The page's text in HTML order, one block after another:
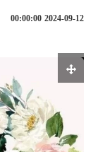
2024-09-12 00:00:00